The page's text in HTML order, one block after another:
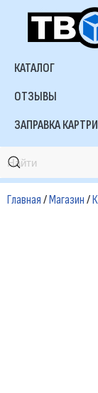
Перейти
содержимому
КАТАЛОГ
ОТЗЫВЫ
ЗАПРАВКА
Главная/Магазин/